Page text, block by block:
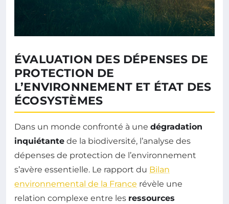
ÉVALUATION DES DÉPENSES DE
PROTECTION DE
L’ENVIRONNEMENT ET ÉTAT DES
ÉCOSYSTÈMES
Dans un monde confronté à une dégradation
inquiétante de la biodiversité, l’analyse des
dépenses de protection de l’environnement
s’avère essentielle. Le rapport du Bilan
environnemental de la France révèle une
relation complexe entre les ressources